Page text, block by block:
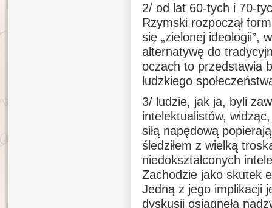
2/ od lat 60-tych i 70-
Rzymski rozpoczął
się „zielonej ideologii”,
alternatywę do
oczach to przedstawia
ludzkiego
3/ ludzie, jak ja, byli
intelektualistów,
siłą napędową
śledziłem z wielką
niedokształconych
Zachodzie jako skutek
Jedną z jego implikacji
dyskusji osiągnęła